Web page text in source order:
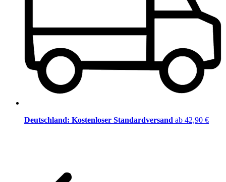
Deutschland: Kostenloser Standardversand ab 42,90 €